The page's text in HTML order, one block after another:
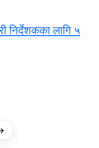
निर्देशकका लागि ५